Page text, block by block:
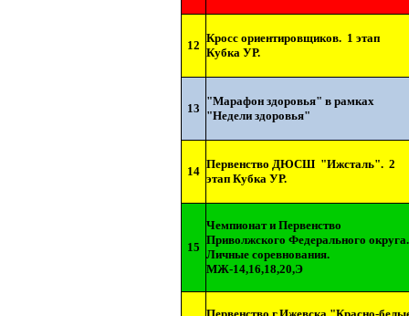
12
Кросс ориентировщиков. 1 этап
Кубка УР.
13
"Марафон здоровья" в рамках
"Недели здоровья"
14
Первенство ДЮСШ "Ижсталь". 2
этап Кубка УР.
15
Чемпионат и Первенство
Приволжского Федерального округа.
Личные соревнования.
МЖ-14,16,18,20,Э